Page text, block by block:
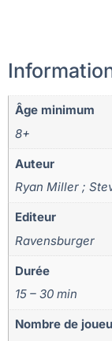
Âge minimum
8+
Auteur
Ryan Miller ;
Editeur
Ravensburger
Durée
15 – 30 min
Nombre de